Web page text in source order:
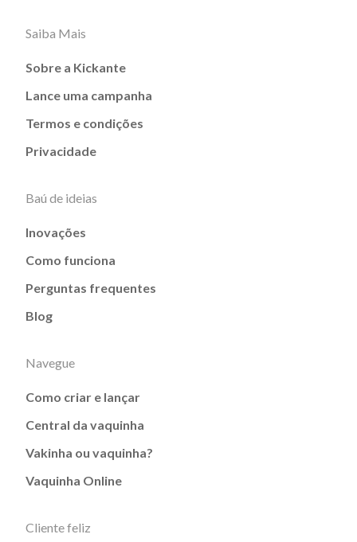
Saiba Mais
Sobre a Kickante
Lance uma campanha
Termos e condições
Privacidade
Baú de ideias
Inovações
Como funciona
Perguntas frequentes
Blog
Navegue
Como criar e lançar
Central da vaquinha
Vakinha ou vaquinha?
Vaquinha Online
Cliente feliz